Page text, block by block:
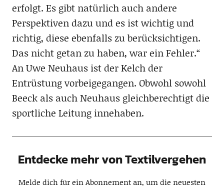
erfolgt. Es gibt natürlich auch andere
Perspektiven dazu und es ist wichtig und
richtig, diese ebenfalls zu berücksichtigen.
Das nicht getan zu haben, war ein Fehler.“
An Uwe Neuhaus ist der Kelch der
Entrüstung vorbeigegangen. Obwohl sowohl
Beeck als auch Neuhaus gleichberechtigt die
sportliche Leitung innehaben.
Entdecke mehr von Textilvergehen
Melde dich für ein Abonnement an, um die neuesten